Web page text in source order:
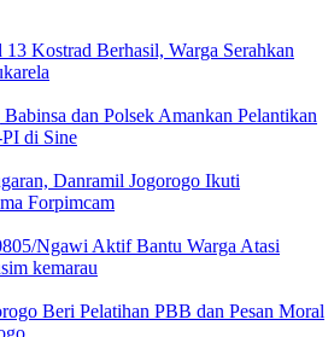
13 Kostrad Berhasil, Warga Serahkan
dan Polsek Amankan Pelantikan
di Sine
Danramil Jogorogo Ikuti
Forpimcam
Ngawi Aktif Bantu Warga Atasi
kemarau
Beri Pelatihan PBB dan Pesan Moral